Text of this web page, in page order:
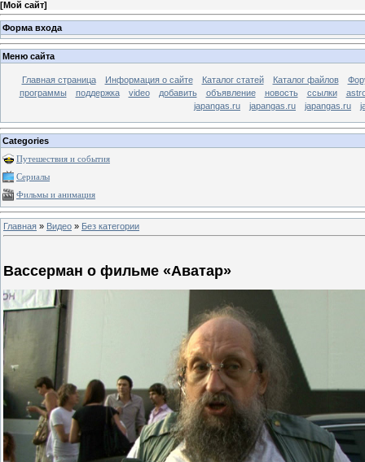
[Мой сайт]
Форма входа
Меню сайта
Главная страница Информация о сайте Каталог статей Каталог файлов
программы
поддержка video добавить объявление новость ссылки
japangas.ru
japangas.ru japangas.ru
Categories
Путешествия и события
Сериалы
Фильмы и анимация
Главная » Видео » Без категории
Вассерман о фильме «Аватар»